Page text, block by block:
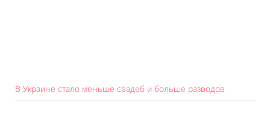
В Украине стало меньше свадеб и больше разводов